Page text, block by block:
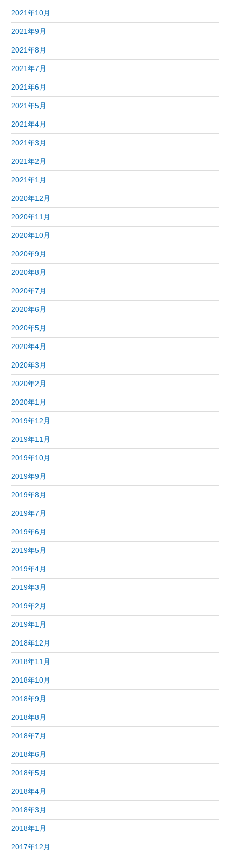
2021年10月
2021年9月
2021年8月
2021年7月
2021年6月
2021年5月
2021年4月
2021年3月
2021年2月
2021年1月
2020年12月
2020年11月
2020年10月
2020年9月
2020年8月
2020年7月
2020年6月
2020年5月
2020年4月
2020年3月
2020年2月
2020年1月
2019年12月
2019年11月
2019年10月
2019年9月
2019年8月
2019年7月
2019年6月
2019年5月
2019年4月
2019年3月
2019年2月
2019年1月
2018年12月
2018年11月
2018年10月
2018年9月
2018年8月
2018年7月
2018年6月
2018年5月
2018年4月
2018年3月
2018年1月
2017年12月